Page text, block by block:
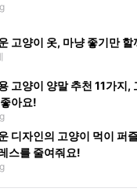
고양이 옷, 마냥 좋기만 할
고양이 양말 추천 11가지,
아요!
디자인의 고양이 먹이 퍼
스를 줄여줘요!